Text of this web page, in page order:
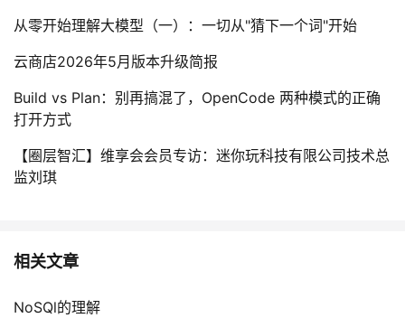
从零开始理解大模型（一）：一切从"猜下一个词"开始
云商店2026年5月版本升级简报
Build vs Plan：别再搞混了，OpenCode 两种模式的正确
打开方式
【圈层智汇】维享会会员专访：迷你玩科技有限公司技术总
监刘琪
相关文章
NoSQl的理解